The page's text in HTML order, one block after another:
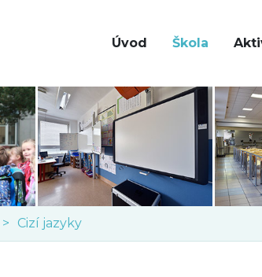
Úvod Škola
Cizí jazyky